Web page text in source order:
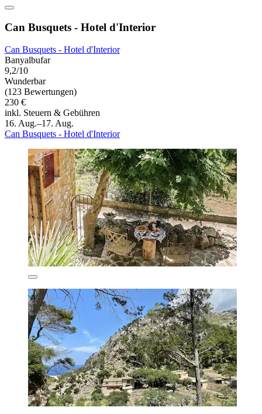
Can Busquets - Hotel d'Interior
Can Busquets - Hotel d'Interior
Banyalbufar
9,2/10
Wunderbar
(123 Bewertungen)
230 €
inkl. Steuern & Gebühren
16. Aug.–17. Aug.
Can Busquets - Hotel d'Interior